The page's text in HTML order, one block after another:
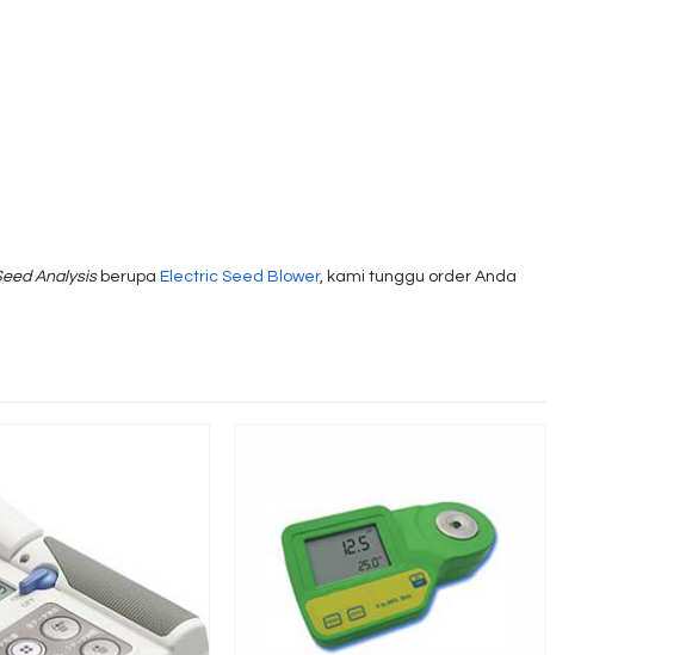
Analysisberupa Electric Seed Blower, kami tunggu order Anda